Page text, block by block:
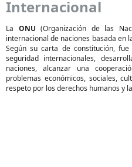
Internacional
La ONU (Organización de las
internacional de naciones basada en
Según su carta de constitución,
seguridad internacionales,
naciones, alcanzar una
problemas económicos, sociales,
respeto por los derechos humanos y